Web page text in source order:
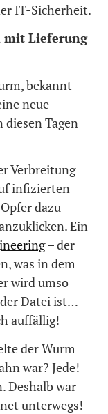
IT-Sicherheit.
mit Lieferung
bekannt
neue
diesen Tagen
Verbreitung
infizierten
dazu
Ein
– der
was in dem
wird umso
Datei ist…
auffällig!
der Wurm
war? Jede!
Deshalb war
unterwegs!